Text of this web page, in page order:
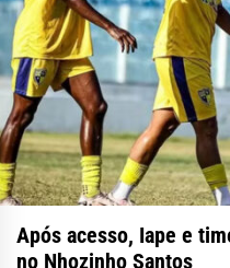
Após acesso, Iape e
no Nhozinho Santos